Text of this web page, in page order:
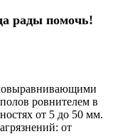
рады помочь!
ровнителем в
от 5 до 50 мм.
от